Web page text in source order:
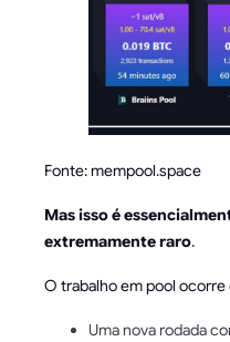
Fonte: mempool.space
Mas isso é
extremamente raro.
O trabalho em pool
Uma nova rodada